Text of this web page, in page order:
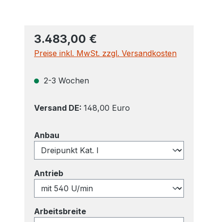
3.483,00 €
Preise inkl. MwSt. zzgl. Versandkosten
2-3 Wochen
Versand DE: 148,00 Euro
Anbau
Antriebauswählen
Arbeitsbreiteauswählen